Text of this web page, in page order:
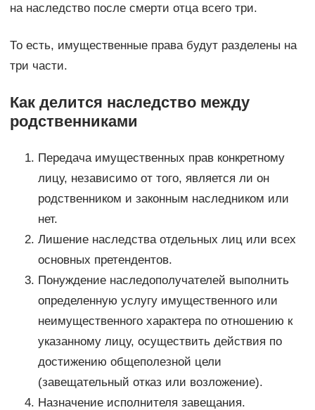
на наследство после смерти отца всего три.
То есть, имущественные права будут разделены на
три части.
Как делится наследство между
родственниками
Передача имущественных прав конкретному
лицу, независимо от того, является ли он
родственником и законным наследником или
нет.
Лишение наследства отдельных лиц или всех
основных претендентов.
Понуждение наследополучателей выполнить
определенную услугу имущественного или
неимущественного характера по отношению к
указанному лицу, осуществить действия по
достижению общеполезной цели
(завещательный отказ или возложение).
Назначение исполнителя завещания.